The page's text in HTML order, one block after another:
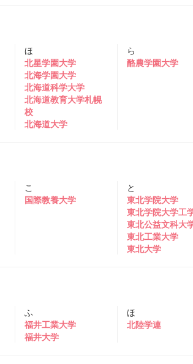
ほ
北星学園大学
北海学園大学
北海道科学大学
北海道教育大学札幌
校
北海道大学
ら
酪農学園大学
こ
国際教養大学
と
東北学院大学
東北学院大学工
東北公益文科大
東北工業大学
東北大学
ふ
福井工業大学
福井大学
ほ
北陸学連